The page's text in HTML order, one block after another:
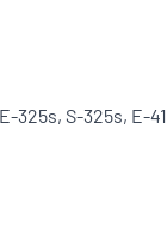
325s, S-325s, E-